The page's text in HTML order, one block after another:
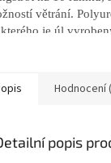
větrání.
je úl
30 cm dřeva.
Hodnocení
popis